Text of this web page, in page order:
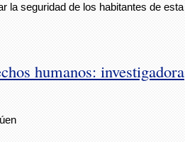
la seguridad de los habitantes de esta
humanos: investigadora